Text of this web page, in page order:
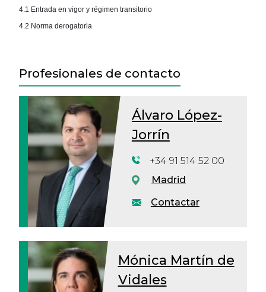
4.1 Entrada en vigor y régimen transitorio
4.2 Norma derogatoria
Profesionales de contacto
Álvaro López-
Jorrín
Contactar
+34 91 514 52 00
Madrid
Mónica Martín de
Vidales